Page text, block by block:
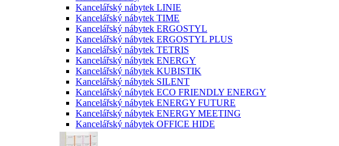
Kancelářský nábytek LINIE
Kancelářský nábytek TIME
Kancelářský nábytek ERGOSTYL
Kancelářský nábytek ERGOSTYL PLUS
Kancelářský nábytek TETRIS
Kancelářský nábytek ENERGY
Kancelářský nábytek KUBISTIK
Kancelářský nábytek SILENT
Kancelářský nábytek ECO FRIENDLY ENERGY
Kancelářský nábytek ENERGY FUTURE
Kancelářský nábytek ENERGY MEETING
Kancelářský nábytek OFFICE HIDE